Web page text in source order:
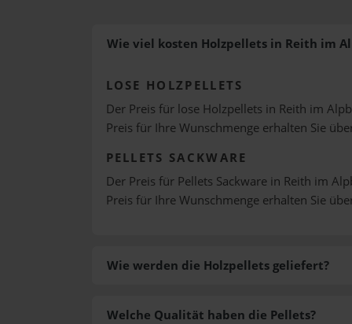
Wie viel kosten Holzpellets in Reith im
LOSE HOLZPELLETS
Der Preis für lose Holzpellets in Reith im
Preis für Ihre Wunschmenge erhalten Sie
PELLETS SACKWARE
Der Preis für Pellets Sackware in Reith im
Preis für Ihre Wunschmenge erhalten Sie
Wie werden die Holzpellets geliefert?
Welche Qualität haben die Pellets?